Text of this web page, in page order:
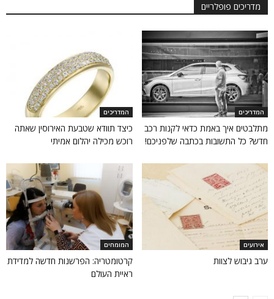
מדריכים פופלריים
המדריכים
מתלבטים איך באמת כדאי לקנות רכב
חדש? כל התשובות בכתבה שלפניכם!
המדריכים
כיצד תוודא שטבעת האירוסין שאתה
רוכש מכילה יהלום אמיתי
אירועים
ערב גיבוש לצוות
המומחים
קרטומטריה: הפרשנות חדשה למדידת
ראיית העולם